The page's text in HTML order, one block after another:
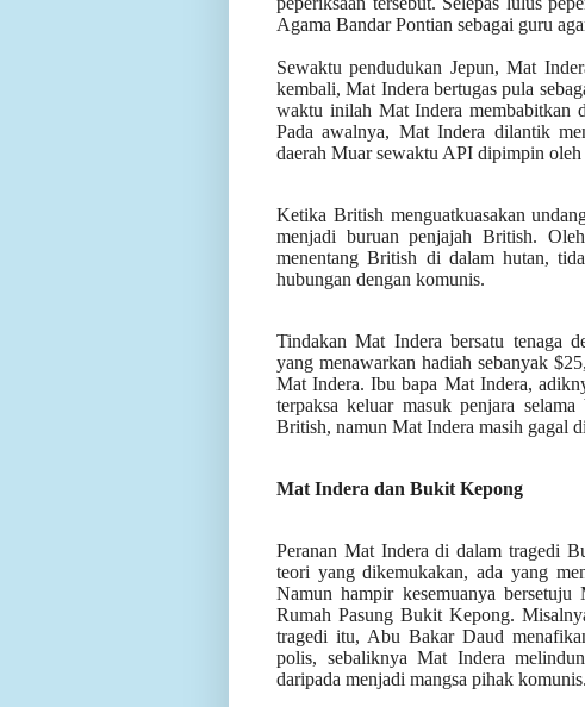
Agama Bandar Pontian sebagai guru
Sewaktu pendudukan Jepun, Mat
kembali, Mat Indera bertugas pula
waktu inilah Mat Indera membabitkan
Pada awalnya, Mat Indera dilantik
daerah Muar sewaktu API dipimpin oleh
Ketika British menguatkuasakan
menjadi buruan penjajah British.
menentang British di dalam hutan,
hubungan dengan komunis.
Tindakan Mat Indera bersatu tenaga
yang menawarkan hadiah sebanyak
Mat Indera. Ibu bapa Mat Indera,
terpaksa keluar masuk penjara
British, namun Mat Indera masih gagal
Mat Indera dan Bukit Kepong
Peranan Mat Indera di dalam tragedi
teori yang dikemukakan, ada yang
Namun hampir kesemuanya
Rumah Pasung Bukit Kepong.
tragedi itu, Abu Bakar Daud
polis, sebaliknya Mat Indera
daripada menjadi mangsa pihak komunis.